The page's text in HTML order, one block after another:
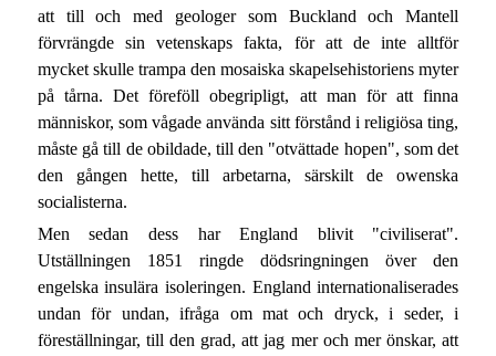
att till och med geologer som Buckland och Mantell
förvrängde sin vetenskaps fakta, för att de inte alltför
mycket skulle trampa den mosaiska skapelsehistoriens myter
på tårna. Det föreföll obegripligt, att man för att finna
människor, som vågade använda sitt förstånd i religiösa ting,
måste gå till de obildade, till den "otvättade hopen", som det
den gången hette, till arbetarna, särskilt de owenska
socialisterna.
Men sedan dess har England blivit "civiliserat".
Utställningen 1851 ringde dödsringningen över den
engelska insulära isoleringen. England internationaliserades
undan för undan, ifråga om mat och dryck, i seder, i
föreställningar, till den grad, att jag mer och mer önskar, att